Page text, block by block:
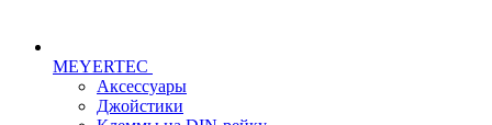
MEYERTEC
Аксессуары
Джойстики